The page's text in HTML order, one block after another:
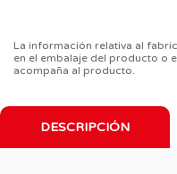
La información relativa al
en el embalaje del producto o
acompaña al producto.
DESCRIPCIÓN